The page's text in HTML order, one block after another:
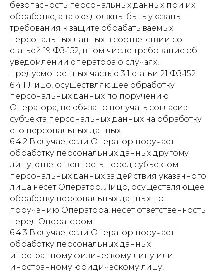
безопасность персональных данных при их
обработке, а также должны быть указаны
требования к защите обрабатываемых
персональных данных в соответствии со
статьей 19 ФЗ‑152, в том числе требование об
уведомлении оператора о случаях,
предусмотренных частью 3.1 статьи 21 ФЗ‑152.
6.4.1 Лицо, осуществляющее обработку
персональных данных по поручению
Оператора, не обязано получать согласие
субъекта персональных данных на обработку
его персональных данных.
6.4.2 В случае, если Оператор поручает
обработку персональных данных другому
лицу, ответственность перед субъектом
персональных данных за действия указанного
лица несет Оператор. Лицо, осуществляющее
обработку персональных данных по
поручению Оператора, несет ответственность
перед Оператором.
6.4.3 В случае, если Оператор поручает
обработку персональных данных
иностранному физическому лицу или
иностранному юридическому лицу,